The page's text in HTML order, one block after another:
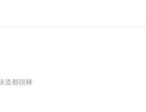
道都很棒